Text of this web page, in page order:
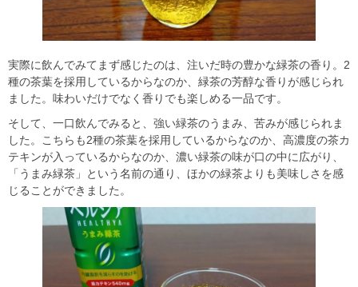
実際に飲んでみてまず感じたのは、注いだ時の豊かな緑茶の香り。2
種の茶葉を採用しているからなのか、緑茶の芳醇な香りが感じられ
ました。味わいだけでなく香りでも楽しめる一品です。
そして、一口飲んでみると、強い緑茶のうまみ、苦みが感じられま
した。こちらも2種の茶葉を採用しているからなのか、高濃度の茶カ
テキンが入っているからなのか、濃い緑茶の味が口の中に広がり、
「うまみ緑茶」という名前の通り、ほかの緑茶よりも美味しさを感
じることができました。